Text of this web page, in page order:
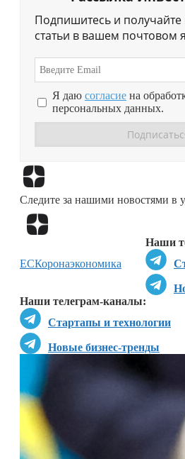
Подпишитесь и
статьи в вашем почтовом
Я даю согласие на
персональных данных.
Следите за нашими новостями в
Наши
Наши телеграм-каналы:
Стартапы и технологии
Новые бизнес-тренды
ЕСКоронаэкономика